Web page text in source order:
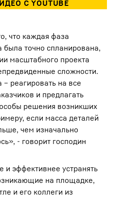
что каждая фаза
была точно спланирована,
масштабного проекта
сложности.
реагировать на все
и предлагать
решения возникших
если масса деталей
чем изначально
- говорит господин
и эффективнее устранять
на площадке,
и его коллеги из